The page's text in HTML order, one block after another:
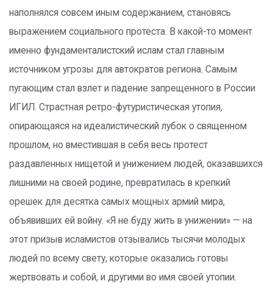
наполнялся совсем иным содержанием, становясь
выражением социального протеста. В какой-то момент
именно фундаменталистский ислам стал главным
источником угрозы для автократов региона. Самым
пугающим стал взлет и падение запрещенного в России
ИГИЛ. Страстная ретро-футуристическая утопия,
опирающаяся на идеалистический лубок о священном
прошлом, но вместившая в себя весь протест
раздавленных нищетой и унижением людей, оказавшихся
лишними на своей родине, превратилась в крепкий
орешек для десятка самых мощных армий мира,
объявивших ей войну. «Я не буду жить в унижении» — на
этот призыв исламистов отзывались тысячи молодых
людей по всему свету, которые оказались готовы
жертвовать и собой, и другими во имя своей утопии.